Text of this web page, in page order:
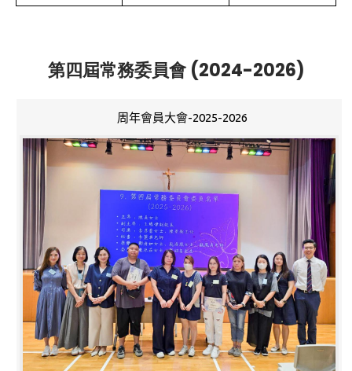
第四屆常務委員會 (2024-2026)
周年會員大會-2025-2026